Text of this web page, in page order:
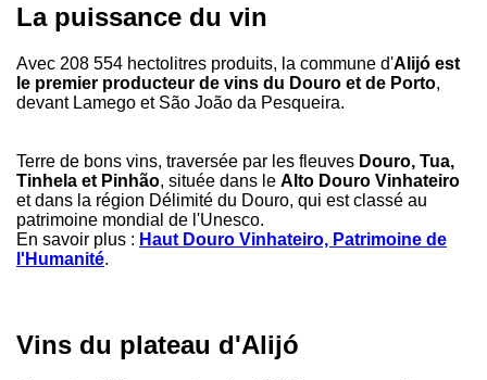
La puissance du vin
Avec 208 554 hectolitres produits, la commune d'Alijó est
le premier producteur de vins du Douro et de Porto,
devant Lamego et São João da Pesqueira.
Terre de bons vins, traversée par les fleuves Douro, Tua,
Tinhela et Pinhão, située dans le Alto Douro Vinhateiro
et dans la région Délimité du Douro, qui est classé au
patrimoine mondial de l'Unesco.
En savoir plus : Haut Douro Vinhateiro, Patrimoine de
l'Humanité.
Vins du plateau d'Alijó